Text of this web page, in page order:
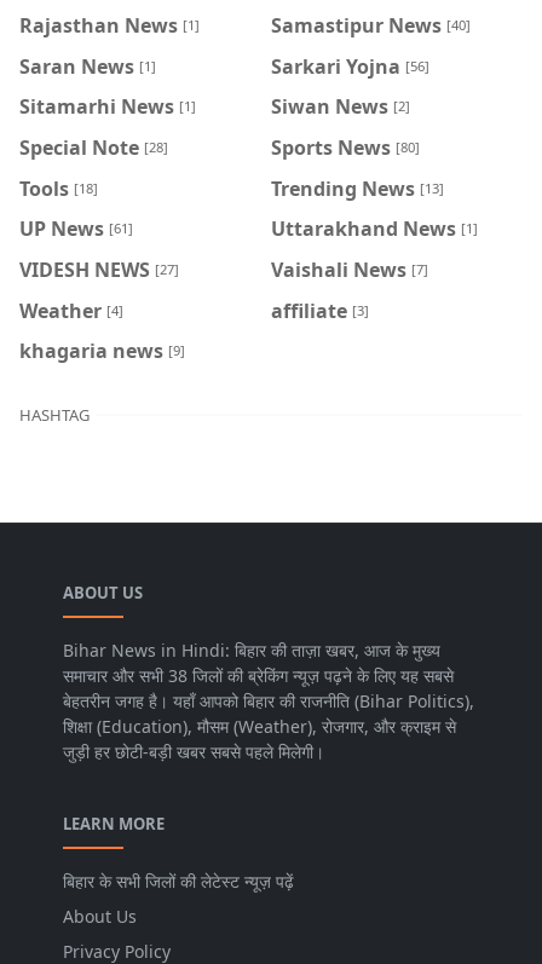
Rajasthan News [1] Samastipur News [40]
Saran News [1] Sarkari Yojna [56]
Sitamarhi News [1] Siwan News [2]
Special Note [28] Sports News [80]
Tools [18] Trending News [13]
UP News [61] Uttarakhand News [1]
VIDESH NEWS [27] Vaishali News [7]
Weather [4] affiliate [3]
khagaria news [9]
HASHTAG
ABOUT US
Bihar News in Hindi: बिहार की ताज़ा खबर, आज के मुख्य
समाचार और सभी 38 जिलों की ब्रेकिंग न्यूज़ पढ़ने के लिए यह सबसे
बेहतरीन जगह है। यहाँ आपको बिहार की राजनीति (Bihar Politics),
शिक्षा (Education), मौसम (Weather), रोजगार, और क्राइम से
जुड़ी हर छोटी-बड़ी खबर सबसे पहले मिलेगी।
LEARN MORE
बिहार के सभी जिलों की लेटेस्ट न्यूज़ पढ़ें
About Us
Privacy Policy